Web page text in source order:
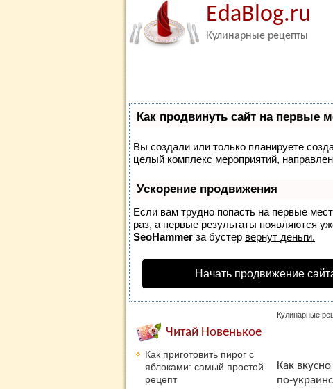
EdaBlog.ru
Кулинарные рецепты
Как продвинуть сайт на первые
Вы создали или только планируете
целый комплекс мероприятий,
Ускорение продвижения
Если вам трудно попасть на первые
раз, а первые результаты появляются
SeoHammer за бустер вернут деньги.
Начать продвижение
Кулинарные
Как
по-
Читай Новенькое
Как приготовить пирог с
яблоками: самый простой
рецепт